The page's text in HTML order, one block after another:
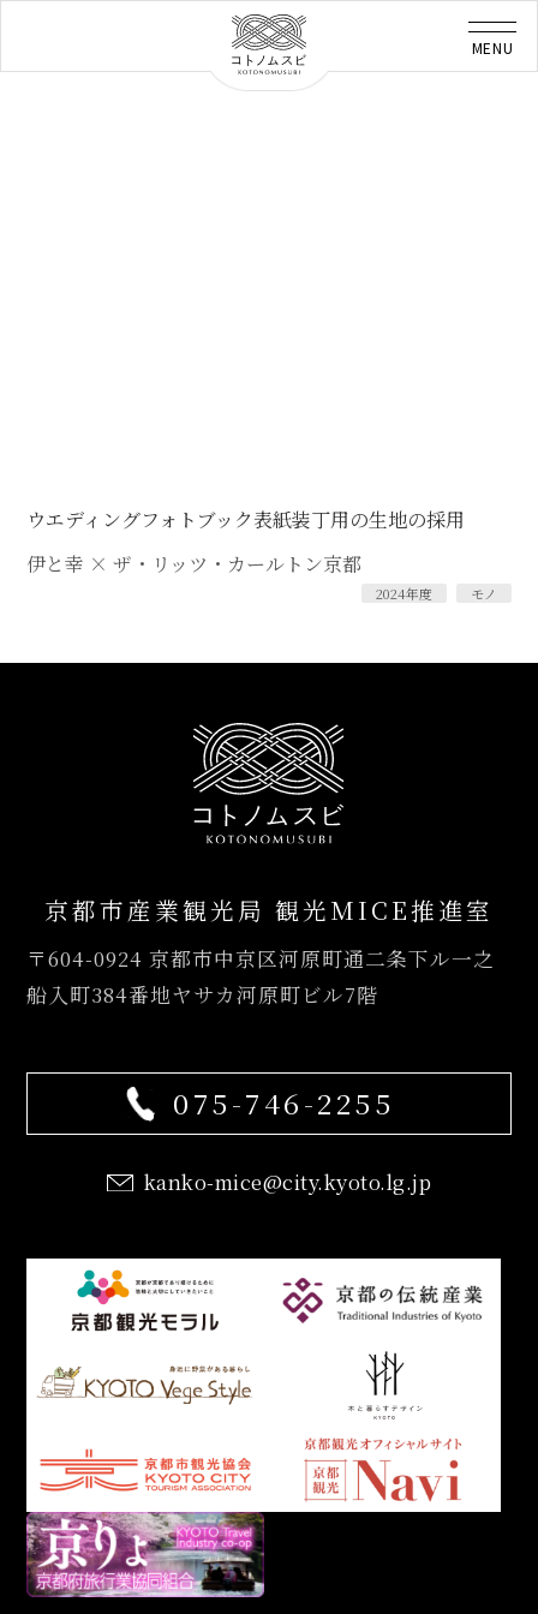
ウエディングフォトブック表紙装丁用の生地の採用
伊と幸 × ザ・リッツ・カールトン京都
2024年度 モノ
京都市産業観光局 観光MICE推進室
〒604-0924 京都市中京区河原町通二条下ル一之
船入町384番地ヤサカ河原町ビル7階
075-746-2255
kanko-mice@city.kyoto.lg.jp